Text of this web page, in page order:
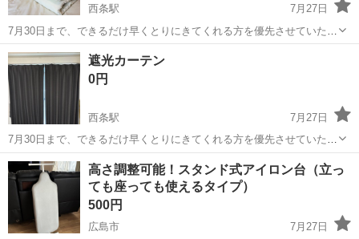
西条駅
7月27日
7月30日まで、できるだけ早くとりにきてくれる方を優先させていただ
きます。 よろしくおねがいします。
広島 東広島市
遮光カーテン
0円
西条駅
7月27日
7月30日まで、できるだけ早くとりにきてくれる方を優先させていただ
きます。 よろしくおねがいします。
広島 東広島市 西条駅 その他 カーテン
高さ調整可能！スタンド式アイロン台（立っ
ても座っても使えるタイプ）
500円
広島市 7月27日